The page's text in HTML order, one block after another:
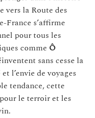
vers la Route des
France s’affirme
pour tous les
comme Ô
sans cesse la
l’envie de voyages
tendance, cette
le terroir et les